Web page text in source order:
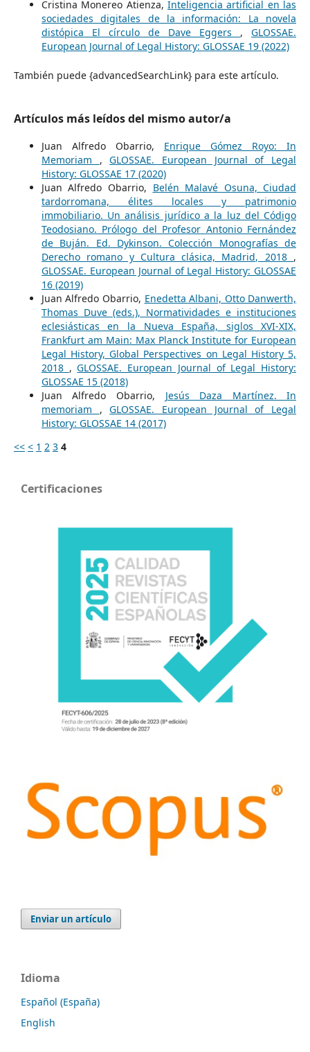
Cristina Monereo Atienza, Inteligencia artificial en las
sociedades digitales de la información: La novela
distópica El círculo de Dave Eggers ,GLOSSAE.
European Journal of Legal History: GLOSSAE 19 (2022)
También puede {advancedSearchLink} para este artículo.
Artículos más leídos del mismo autor/a
Juan Alfredo Obarrio, Enrique Gómez Royo: In
Memoriam ,GLOSSAE. European Journal of Legal
History: GLOSSAE 17 (2020)
Juan Alfredo Obarrio, Belén Malavé Osuna, Ciudad
tardorromana, élites locales y patrimonio
immobiliario. Un análisis jurídico a la luz del Código
Teodosiano. Prólogo del Profesor Antonio Fernández
de Buján. Ed. Dykinson. Colección Monografías de
Derecho romano y Cultura clásica, Madrid, 2018 ,
GLOSSAE. European Journal of Legal History: GLOSSAE
16 (2019)
Juan Alfredo Obarrio, Enedetta Albani, Otto Danwerth,
Thomas Duve (eds.), Normatividades e instituciones
eclesiásticas en la Nueva España, siglos XVI-XIX,
Frankfurt am Main: Max Planck Institute for European
Legal History, Global Perspectives on Legal History 5,
2018 ,GLOSSAE. European Journal of Legal History:
GLOSSAE 15 (2018)
Juan Alfredo Obarrio, Jesús Daza Martínez. In
memoriam ,GLOSSAE. European Journal of Legal
History: GLOSSAE 14 (2017)
<< < 1 2 3 4
Certificaciones
Enviar un artículo
Idioma
Español (España)
English